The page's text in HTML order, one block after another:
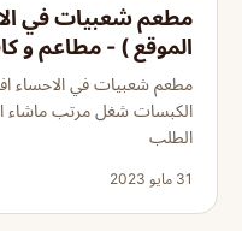
مطعم شعبيات في
الموقع ) - مطاعم و
مطعم شعبيات في الاحساء
الكبسات شغل مرتب ماشاء
الطلب
31 مايو 2023